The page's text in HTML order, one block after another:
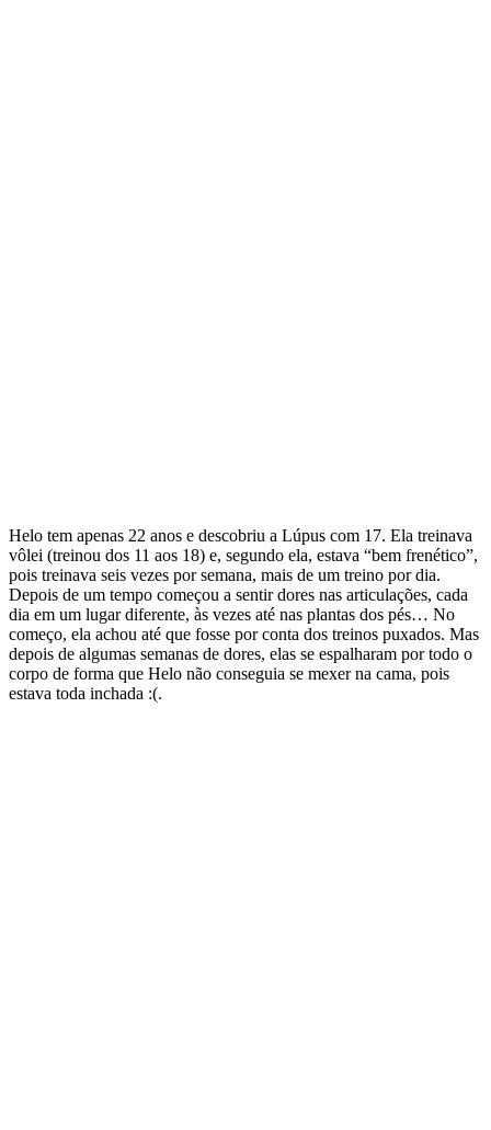
Helo tem apenas 22 anos e descobriu a Lúpus com 17. Ela treinava
vôlei (treinou dos 11 aos 18) e, segundo ela, estava “bem frenético”,
pois treinava seis vezes por semana, mais de um treino por dia.
Depois de um tempo começou a sentir dores nas articulações, cada
dia em um lugar diferente, às vezes até nas plantas dos pés… No
começo, ela achou até que fosse por conta dos treinos puxados. Mas
depois de algumas semanas de dores, elas se espalharam por todo o
corpo de forma que Helo não conseguia se mexer na cama, pois
estava toda inchada :(.